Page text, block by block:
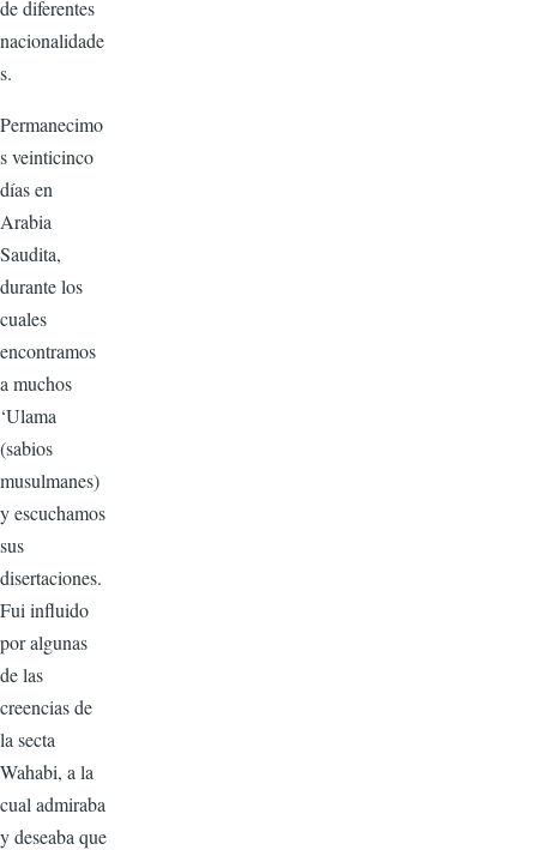
de diferentes
nacionalidade
s.
Permanecimo
s veinticinco
días en
Arabia
Saudita,
durante los
cuales
encontramos
a muchos
‘Ulama
(sabios
musulmanes)
y escuchamos
sus
disertaciones.
Fui influido
por algunas
de las
creencias de
la secta
Wahabi, a la
cual admiraba
y deseaba que